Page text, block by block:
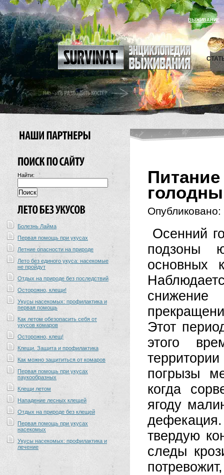
ВЫЖИВАНИЕ
Найти:
Болезнь Лайма
Первая помощь при укусах
Летние опасности на природе
Лето без единого укуса: насекомые
не пройдут
Отдых на природе без последствий
Осторожно, клещи!
Укусы насекомых: профилактика и
первая помощь
Как летом обезопасить себя от
укусов комаров
Осторожно, клещ!
Клещи. Защита и профилактика
Как можно защититься от комаров
Первая помощь при укусах
паукообразных
Клещи летом
Нападение лесных клещей
Отдых на природе без клещей
Первая помощь при укусах
насекомых
Укусы насекомых: профилактика и
лечение
Опубликовано:
Осенний
подзоны
основных
снижение
Этот
этого
погрызы
когда
ягоду
твердую
следы